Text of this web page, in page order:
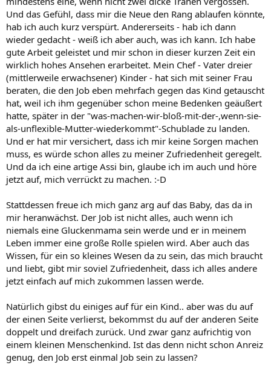
Und das Gefühl, dass mir die Neue den Rang ablaufen könnte,
hab ich auch kurz verspürt. Andererseits - hab ich dann
wieder gedacht - weiß ich aber auch, was ich kann. Ich habe
gute Arbeit geleistet und mir schon in dieser kurzen Zeit ein
wirklich hohes Ansehen erarbeitet. Mein Chef - Vater dreier
(mittlerweile erwachsener) Kinder - hat sich mit seiner Frau
beraten, die den Job eben mehrfach gegen das Kind getauscht
hat, weil ich ihm gegenüber schon meine Bedenken geäußert
hatte, später in der "was-machen-wir-bloß-mit-der-,wenn-sie-
als-unflexible-Mutter-wiederkommt"-Schublade zu landen.
Und er hat mir versichert, dass ich mir keine Sorgen machen
muss, es würde schon alles zu meiner Zufriedenheit geregelt.
Und da ich eine artige Assi bin, glaube ich im auch und höre
jetzt auf, mich verrückt zu machen. :-D
Stattdessen freue ich mich ganz arg auf das Baby, das da in
mir heranwächst. Der Job ist nicht alles, auch wenn ich
niemals eine Gluckenmama sein werde und er in meinem
Leben immer eine große Rolle spielen wird. Aber auch das
Wissen, für ein so kleines Wesen da zu sein, das mich braucht
und liebt, gibt mir soviel Zufriedenheit, dass ich alles andere
jetzt einfach auf mich zukommen lassen werde.
Natürlich gibst du einiges auf für ein Kind.. aber was du auf
der einen Seite verlierst, bekommst du auf der anderen Seite
doppelt und dreifach zurück. Und zwar ganz aufrichtig von
einem kleinen Menschenkind. Ist das denn nicht schon Anreiz
genug, den Job erst einmal Job sein zu lassen?